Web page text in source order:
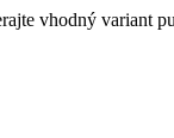
vhodný variant